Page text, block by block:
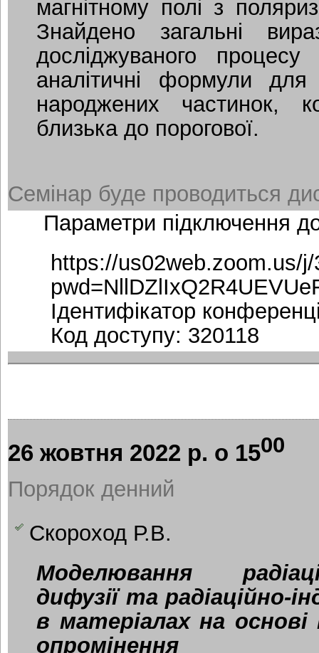
магнітному полі з
Знайдено загальні
досліджуваного
аналітичні формули для
народжених частинок,
близька до порогової.
Семінар буде проводиться
Параметри підключення
https://us02web.zoom.us/
Ідентифікатор
Код доступу: 320118
26 жовтня 2022 р. о 1500
Порядок денний
Скороход Р.В.
Моделювання
дифузії та радіаційно-
в матеріалах на основі
опромінення